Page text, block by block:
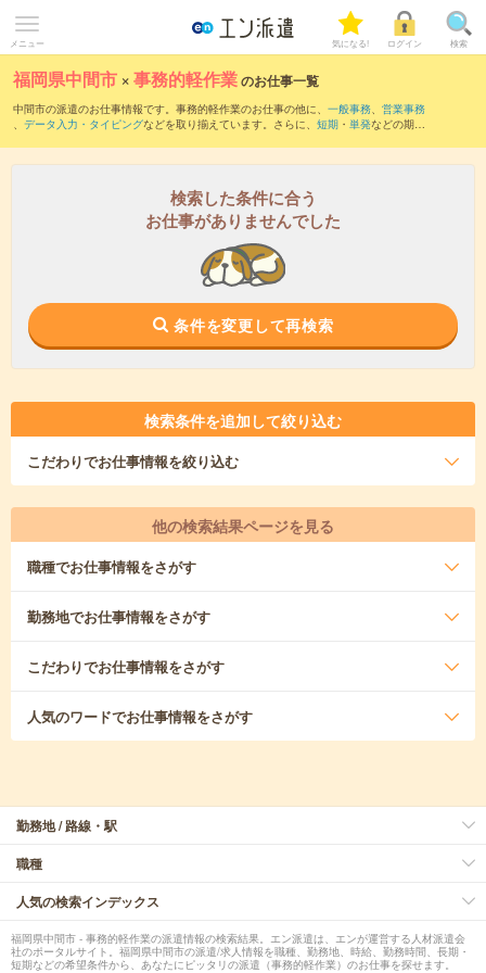
メニュー 気になる! ログイン 検索
福岡県中間市 ×事務的軽作業のお仕事一覧
中間市の派遣のお仕事情報です。事務的軽作業のお仕事の他に、 一般事務、 営業事務
、 データ入力・タイピングなどを取り揃えています。さらに、 短期 ・ 単発などの期間
検索した条件に合う
お仕事がありませんでした
条件を変更して再検索
検索条件を追加して絞り込む
こだわりでお仕事情報を絞り込む
他の検索結果ページを見る
職種でお仕事情報をさがす
勤務地でお仕事情報をさがす
こだわりでお仕事情報をさがす
人気のワードでお仕事情報をさがす
勤務地 / 路線・駅
職種
人気の検索インデックス
福岡県中間市 - 事務的軽作業の派遣情報の検索結果。エン派遣は、エンが運営する人材派遣会
社のポータルサイト。福岡県中間市の派遣/求人情報を職種、勤務地、時給、勤務時間、長期・
短期などの希望条件から、あなたにピッタリの派遣（事務的軽作業）のお仕事を探せます。